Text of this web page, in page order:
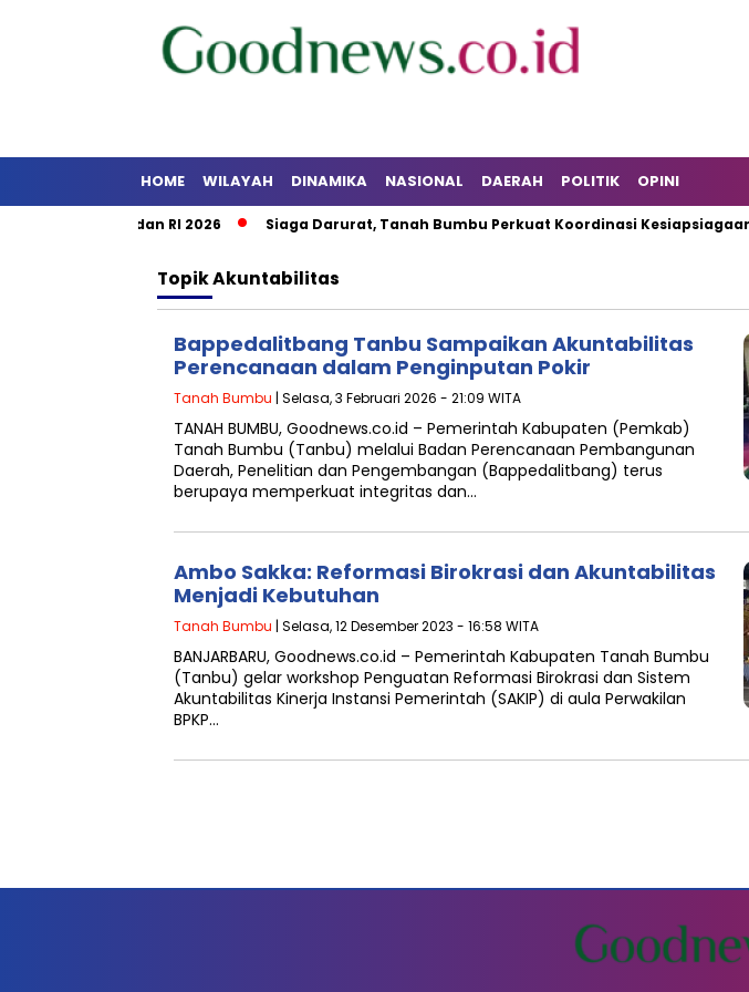
HOME WILAYAH DINAMIKA NASIONAL DAERAH POLITIK OPINI
HUT Kalsel dan RI 2026 Siaga Darurat, Tanah Bumbu Perkuat Koordinasi Kesiapsiagaan
TopikAkuntabilitas
Bappedalitbang Tanbu Sampaikan Akuntabilitas
Perencanaan dalam Penginputan Pokir
Tanah Bumbu | Selasa, 3 Februari 2026 - 21:09 WITA
TANAH BUMBU, Goodnews.co.id – Pemerintah Kabupaten (Pemkab)
Tanah Bumbu (Tanbu) melalui Badan Perencanaan Pembangunan
Daerah, Penelitian dan Pengembangan (Bappedalitbang) terus
berupaya memperkuat integritas dan…
Ambo Sakka: Reformasi Birokrasi dan Akuntabilitas
Menjadi Kebutuhan
Tanah Bumbu | Selasa, 12 Desember 2023 - 16:58 WITA
BANJARBARU, Goodnews.co.id – Pemerintah Kabupaten Tanah Bumbu
(Tanbu) gelar workshop Penguatan Reformasi Birokrasi dan Sistem
Akuntabilitas Kinerja Instansi Pemerintah (SAKIP) di aula Perwakilan
BPKP…